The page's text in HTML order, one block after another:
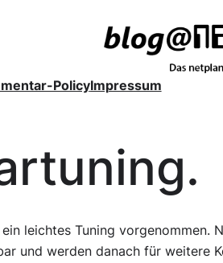
PolicyImpressum
leichtes Tuning vorgenommen.
und werden danach für weitere